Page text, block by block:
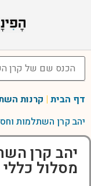
דף הבית | קרנות
יהב קרן השתלמות
יהב קרן
מסלול כללי